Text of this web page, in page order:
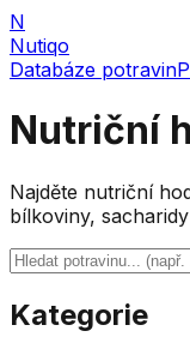
N
Nutiqo
Databáze potravin
Nutriční
Najděte nutriční
bílkoviny,
Kategorie